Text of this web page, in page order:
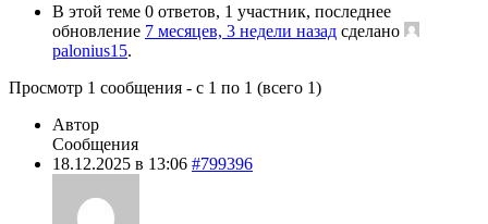
В этой теме 0 ответов, 1 участник, последнее
обновление 7 месяцев, 3 недели назад сделано
palonius15.
Просмотр 1 сообщения - с 1 по 1 (всего 1)
Автор
Сообщения
18.12.2025 в 13:06 #799396